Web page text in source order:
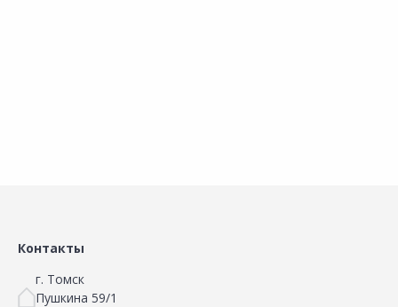
Контакты
г. Томск
Пушкина 59/1